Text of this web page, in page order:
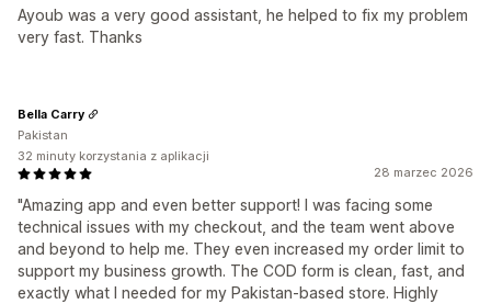
Ayoub was a very good assistant, he helped to fix my problem
very fast. Thanks
28 marzec 2026
"Amazing app and even better support! I was facing some
technical issues with my checkout, and the team went above
and beyond to help me. They even increased my order limit to
support my business growth. The COD form is clean, fast, and
exactly what I needed for my Pakistan-based store. Highly
Bella Carry
Pakistan
32 minuty korzystania z aplikacji